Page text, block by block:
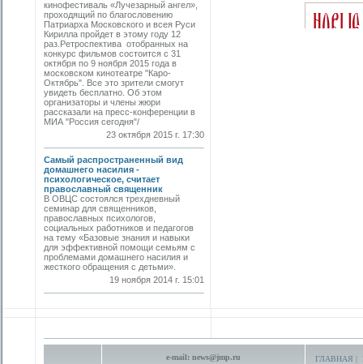
кинофестиваль «Лучезарный ангел»,
проходящий по благословению
Патриарха Московского и всея Руси
Кирилла пройдет в этому году 12
раз.Ретроспектива отобранных на
конкурс фильмов состоится с 31
октября по 9 ноября 2015 года в
московском кинотеатре "Каро-
Октябрь". Все это зрители смогут
увидеть бесплатно. Об этом
организаторы и члены жюри
рассказали на пресс-конференции в
МИА "Россия сегодня"/
23 октября 2015 г. 17:30
Самый распространенный вид
домашнего насилия -
психологическое, считает
православный священник
В ОВЦС состоялся трехдневный
семинар для священников,
православных психологов,
социальных работников и педагогов
на тему «Базовые знания и навыки
для эффективной помощи семьям с
проблемами домашнего насилия и
жесткого обращения с детьми».
19 ноября 2014 г. 15:01
e-mail: news@jmp.ru ГЛАВНАЯ |